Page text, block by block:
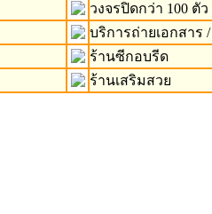
วงจรปิดกว่า 100 ตัว
บริการถ่ายเอกสาร
ร้านซีกอบรีด
ร้านเสริมสวย